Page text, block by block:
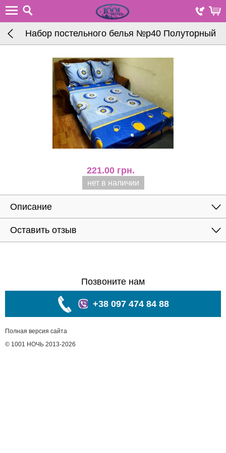
Набор постельного белья №p40 Полуторный
221.00 грн.
нет в наличии
Описание
Оставить отзыв
Позвоните нам
+38 097 474 84 88
Полная версия сайта
© 1001 НОЧЬ 2013-2026